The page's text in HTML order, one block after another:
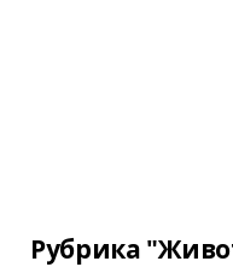
Рубрика